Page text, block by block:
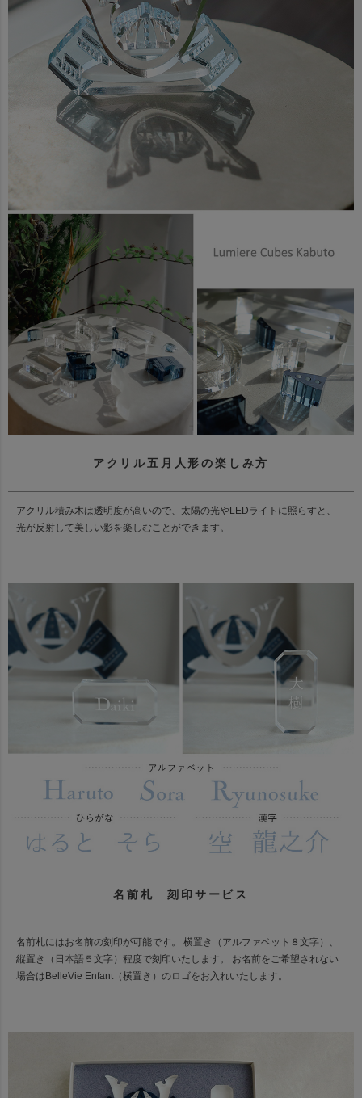
アクリル五月人形の楽しみ方
アクリル積み木は透明度が高いので、太陽の光やLEDライトに照らすと、
光が反射して美しい影を楽しむことができます。
名前札 刻印サービス
名前札にはお名前の刻印が可能です。 横置き（アルファベット８文字）、
縦置き（日本語５文字）程度で刻印いたします。 お名前をご希望されない
場合はBelleVie Enfant（横置き）のロゴをお入れいたします。